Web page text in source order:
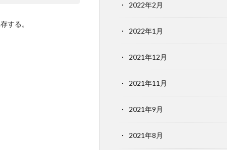
する。
2022年2月
2022年1月
2021年12月
2021年11月
2021年9月
2021年8月